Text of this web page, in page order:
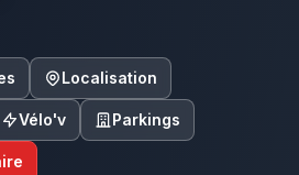
Localisation
Vélo'v Parkings